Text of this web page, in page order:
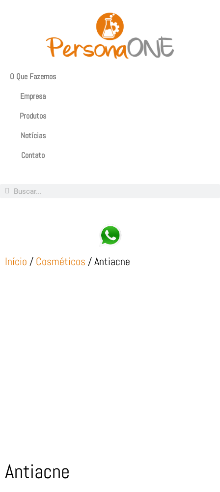
O Que Fazemos
Empresa
Produtos
Notícias
Contato
Início / Cosméticos / Antiacne
Antiacne